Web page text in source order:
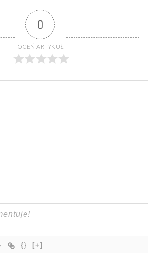
0
OCEŃ ARTYKUŁ
{} [+]